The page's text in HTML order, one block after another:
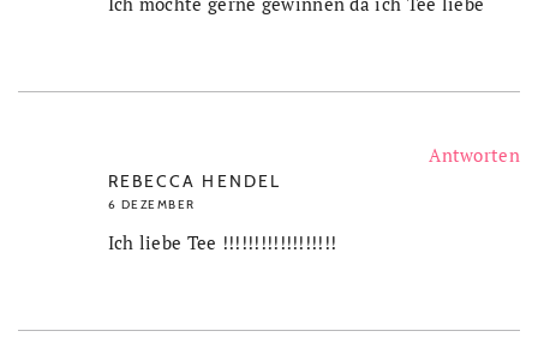
REBECCA HENDEL
6 DEZEMBER
Ich liebe Tee !!!!!!!!!!!!!!!!!!
Antworten